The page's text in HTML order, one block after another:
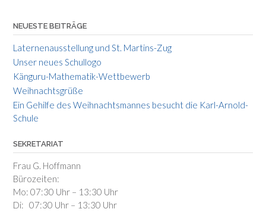
NEUESTE BEITRÄGE
Laternenausstellung und St. Martins-Zug
Unser neues Schullogo
Känguru-Mathematik-Wettbewerb
Weihnachtsgrüße
Ein Gehilfe des Weihnachtsmannes besucht die Karl-Arnold-
Schule
SEKRETARIAT
Frau G. Hoffmann
Bürozeiten:
Mo: 07:30 Uhr – 13:30 Uhr
Di: 07:30 Uhr – 13:30 Uhr